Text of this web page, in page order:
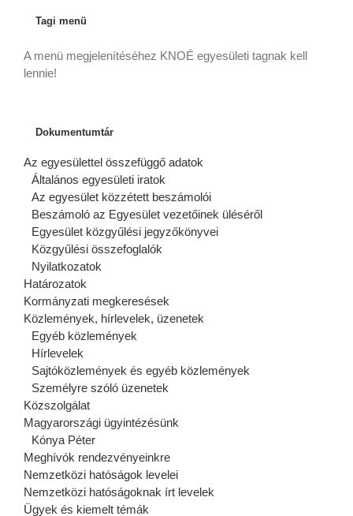
Tagi menü
A menü megjelenítéséhez KNOÉ egyesületi tagnak kell
lennie!
Dokumentumtár
Az egyesülettel összefüggő adatok
Általános egyesületi iratok
Az egyesület közzétett beszámolói
Beszámoló az Egyesület vezetőinek üléséről
Egyesület közgyűlési jegyzőkönyvei
Közgyűlési összefoglalók
Nyilatkozatok
Határozatok
Kormányzati megkeresések
Közlemények, hírlevelek, üzenetek
Egyéb közlemények
Hírlevelek
Sajtóközlemények és egyéb közlemények
Személyre szóló üzenetek
Közszolgálat
Magyarországi ügyintézésünk
Kónya Péter
Meghívók rendezvényeinkre
Nemzetközi hatóságok levelei
Nemzetközi hatóságoknak írt levelek
Ügyek és kiemelt témák